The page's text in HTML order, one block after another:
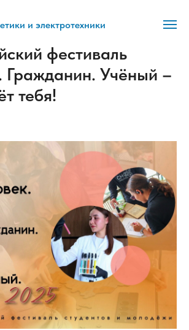
и электротехники
фестиваль
Гражданин. Учёный –
тебя!